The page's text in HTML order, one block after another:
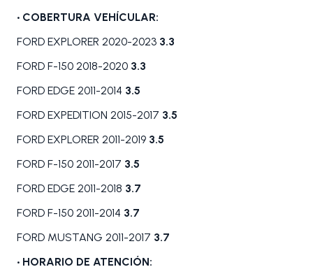
• COBERTURA VEHÍCULAR:
FORD EXPLORER 2020-2023 3.3
FORD F-150 2018-2020 3.3
FORD EDGE 2011-2014 3.5
FORD EXPEDITION 2015-2017 3.5
FORD EXPLORER 2011-2019 3.5
FORD F-150 2011-2017 3.5
FORD EDGE 2011-2018 3.7
FORD F-150 2011-2014 3.7
FORD MUSTANG 2011-2017 3.7
• HORARIO DE ATENCIÓN: